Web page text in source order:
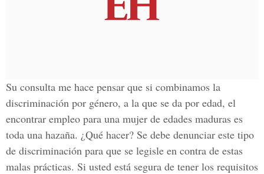
Su consulta me hace pensar que si combinamos la
discriminación por género, a la que se da por edad, el
encontrar empleo para una mujer de edades maduras es
toda una hazaña. ¿Qué hacer? Se debe denunciar este tipo
de discriminación para que se legisle en contra de estas
malas prácticas. Si usted está segura de tener los requisitos